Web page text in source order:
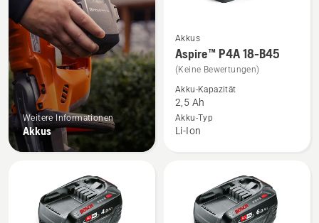
Weitere Informationen
Akkus
Mehr
Details
zu
Aspire™
P4A
18-
Akkus
Aspire™ P4A 18-B45
(Keine Bewertungen)
Akku-Kapazität
2,5 Ah
Akku-Typ
Li-Ion